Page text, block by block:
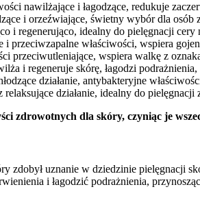
nawilżające i łagodzące, redukuje
i orzeźwiające, świetny wybór dla
i regenerująco, idealny do pielęgnacji cery
i przeciwzapalne właściwości, wspiera
przeciwutleniające, wspiera walkę z
i regeneruje skórę, łagodzi
działanie, antybakteryjne
relaksujące działanie, idealny do pielęgnacji
zdrowotnych dla skóry, czyniąc je
zdobył uznanie w dziedzinie pielęgnacji
i łagodzić podrażnienia,